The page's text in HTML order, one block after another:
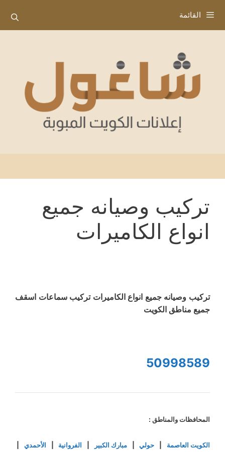
إلى
المحتوى
القائمة
تركيب وصيانه جميع
انواع الكاميرات
تركيب وصيانه جميع انواع الكاميرات تركيب سماعات اسقف
جميع مناطق الكويت
50998589
المحافظات والمناطق :
الكويت العاصمة حولي|مبارك الكبير الفروانية الأحمدي